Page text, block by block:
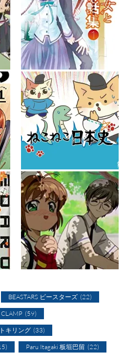
BEASTARS ビースターズ (22)
CLAMP (59)
キリング (33)
Paru Itagaki 板垣巴留 (22)